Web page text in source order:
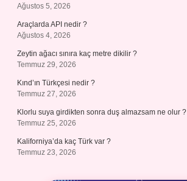
Ağustos 5, 2026
Araçlarda API nedir ?
Ağustos 4, 2026
Zeytin ağacı sınıra kaç metre dikilir ?
Temmuz 29, 2026
Kınd’ın Türkçesi nedir ?
Temmuz 27, 2026
Klorlu suya girdikten sonra duş almazsam ne olur ?
Temmuz 25, 2026
Kaliforniya’da kaç Türk var ?
Temmuz 23, 2026